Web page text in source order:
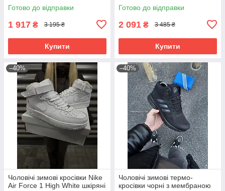
Готово до відправки
1 917 ₴ 3 195 ₴
Купити
Готово до відправки
2 091 ₴ 3 485 ₴
Купити
–40%
Чоловічі зимові кросівки Nike
Air Force 1 High White шкіряні
–40%
Чоловічі зимові термо-
кросівки чорні з мембраною